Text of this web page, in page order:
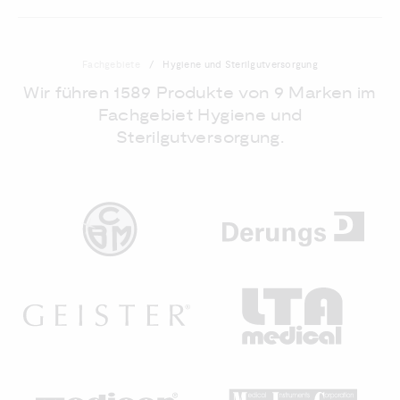
Hygiene und Sterilgutversorgung
Wir führen 1589 Produkte von 9 Marken im
Fachgebiet Hygiene und
Sterilgutversorgung.
GEISTER